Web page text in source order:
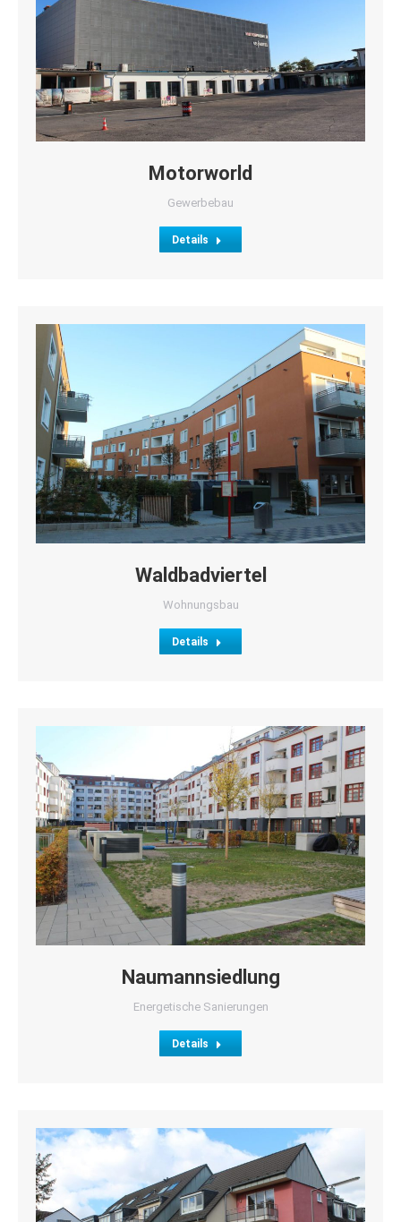
Motorworld
Gewerbebau
Details
Waldbadviertel
Wohnungsbau
Details
Naumannsiedlung
Energetische Sanierungen
Details